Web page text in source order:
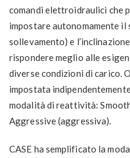
comandi elettroidraulici che
impostare autonomamente il
sollevamento) e
rispondere meglio alle
diverse condizioni di carico.
impostata
modalità di reattività:
Aggressive (aggressiva).
CASE ha semplificato la